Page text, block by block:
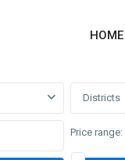
HOME
Districts
Price range: